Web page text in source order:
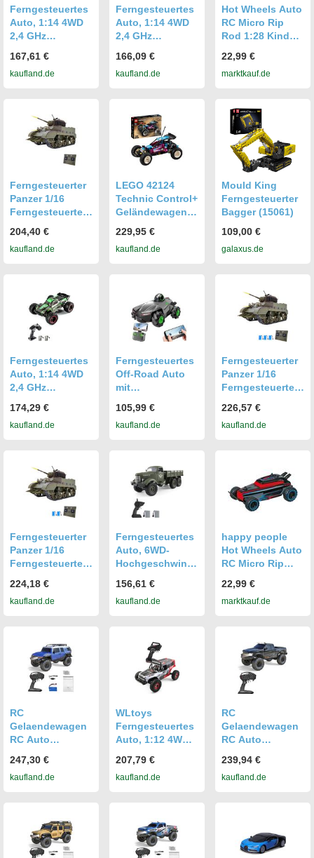
Ferngesteuertes
Auto, 1:14 4WD
2,4 GHz
LKW 75 km/h
Hochgeschwindi
gspielzeug mit
buerstenlosem
Motor
167,61 €
kaufland.de
Ferngesteuertes
Auto, 1:14 4WD
2,4 GHz
LKW 75 km/h
Hochgeschwindi
gspielzeug mit
buerstenlosem
Motor
166,09 €
kaufland.de
Hot Wheels Auto
RC Micro Rip
Rod 1:28 Kinder
ferngesteuertes
Fahrzeug
22,99 €
marktkauf.de
Ferngesteuerter
Panzer 1/16
Ferngesteuertes
in
Originalgroesse,
Drehung mit
Dual Flow High
Power Wave Box
204,40 €
kaufland.de
LEGO 42124
Technic Control+
Geländewagen,
Offroad-Auto,
Spielzeugauto,
229,95 €
kaufland.de
Mould King
Ferngesteuerter
Bagger (15061)
109,00 €
galaxus.de
Ferngesteuertes
Auto, 1:14 4WD
2,4 GHz
LKW 75 km/h
Hochgeschwindi
gspielzeug mit
buerstenlosem
Motor 2 Batterie
174,29 €
kaufland.de
Ferngesteuertes
Off-Road Auto
mit
Hochgeschwindi
gkeits-Laden
Fahrzeug mit
WiFi,RC
Spielzeugauto
Geeignet fuer
Kinder und
Erwachsene,
Grau
105,99 €
kaufland.de
Ferngesteuerter
Panzer 1/16
Ferngesteuertes
in
Originalgroesse,
Drehung mit
Dual Flow High
Power Wave Box,
226,57 €
kaufland.de
Ferngesteuerter
Panzer 1/16
Ferngesteuertes
in
Originalgroesse,
360-Grad-
Drehung mit
Dual Flow High
Power Wave Box,
224,18 €
kaufland.de
Ferngesteuertes
Auto, 6WD-
Hochgeschwindi
Elektrospielzeug
-LKW fuer
Gelaendefahrzeu
Scheinwerfern, 2
Batterien
156,61 €
kaufland.de
happy people
Hot Wheels Auto
RC Micro Rip
Spielzeug
ferngesteuertes
22,99 €
marktkauf.de
RC
Gelaendewagen
RC Auto
Auto
Vollproportional
Kletterauto RTR
Spielzeug fuer
Kinder Jungen
247,30 €
kaufland.de
WLtoys
Ferngesteuertes
Auto, 1:12 4WD
mit LED-
Beleuchtung,
Jungen und
Maedchen, Rot
207,79 €
kaufland.de
RC
Gelaendewagen
RC Auto
Auto
Vollproportional
Spielzeug fuer
Kinder Jungen
239,94 €
kaufland.de